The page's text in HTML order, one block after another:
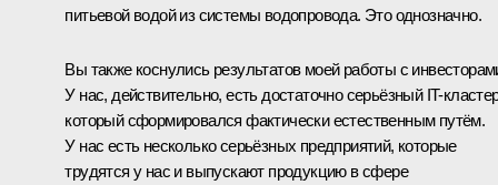
питьевой водой из системы водопровода. Это однозначно.
Вы также коснулись результатов моей работы с
У нас, действительно, есть достаточно серьёзный IT-
который сформировался фактически естественным путём.
У нас есть несколько серьёзных предприятий, которые
трудятся у нас и выпускают продукцию в сфере